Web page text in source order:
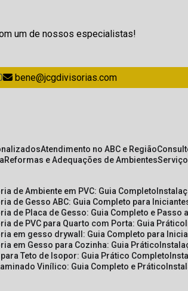
um de nossos especialistas!
bene@jcgdivisorias.com
Atendimento no ABC e Região
Reformas e Adequações de Ambientes
de Ambiente em PVC: Guia Completo
de Gesso ABC: Guia Completo para
de Placa de Gesso: Guia Completo e Passo
de PVC para Quarto com Porta: Guia Prático
em gesso drywall: Guia Completo para
em Gesso para Cozinha: Guia Prático
Teto de Isopor: Guia Prático Completo
Vinílico: Guia Completo e Prático